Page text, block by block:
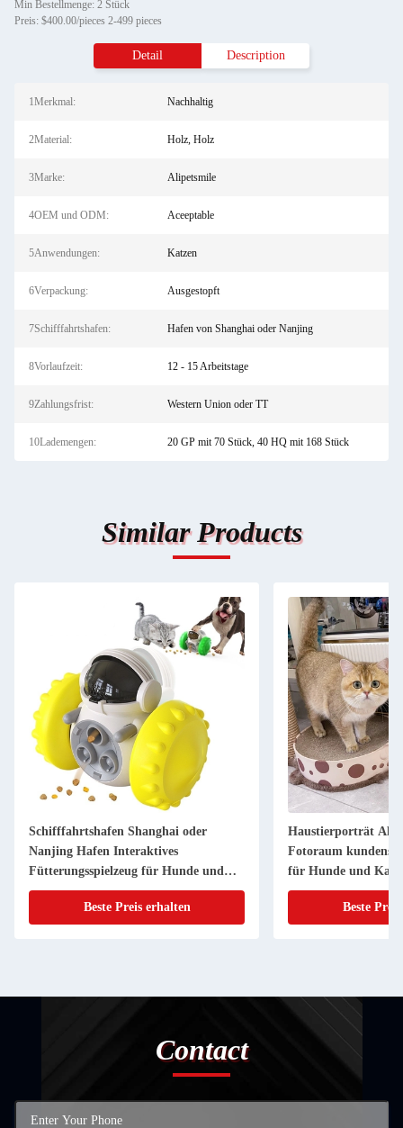
Min Bestellmenge: 2 Stück
Preis: $400.00/pieces 2-499 pieces
Detail Description
1Merkmal: Nachhaltig
2Material: Holz, Holz
3Marke: Alipetsmile
4OEM und ODM: Aceeptable
5Anwendungen: Katzen
6Verpackung: Ausgestopft
7Schifffahrtshafen: Hafen von Shanghai oder Nanjing
8Vorlaufzeit: 12 - 15 Arbeitstage
9Zahlungsfrist: Western Union oder TT
10Lademengen: 20 GP mit 70 Stück, 40 HQ mit 168 Stück
Similar Products
Schifffahrtshafen Shanghai oder
Nanjing Hafen Interaktives
Fütterungsspielzeug für Hunde und
Katzen
Beste Preis erhalten
Haustierporträt
Fotoraum
für Hunde und
Beste
Contact